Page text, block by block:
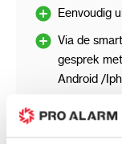
binnenlaten.
netwerk is
geïntegreerd
van Hikvision
bieden, op
bevat ook
Eenvoudig
Via de
gesprek
Android /